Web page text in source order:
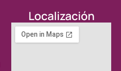
Localización